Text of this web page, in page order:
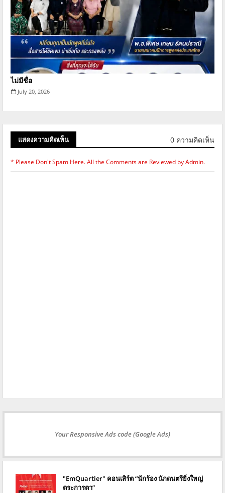
ไม่มีชื่อ
July 20, 2026
แสดงความคิดเห็น 0 ความคิดเห็น
* Please Don't Spam Here. All the Comments are Reviewed by Admin.
Your Responsive Ads code (Google Ads)
"EmQuartier" คอนเสิร์ต “นักร้อง นักดนตรียิ่งใหญ่
ตระการตา”